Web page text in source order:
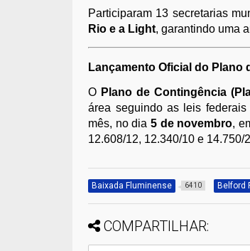
Participaram 13 secretarias
Rio e a Light, garantindo uma
Lançamento Oficial do Plano
O Plano de Contingência
área seguindo as leis
mês, no dia5 de novembro,
12.608/12, 12.340/10 e
Baixada Fluminense 6410 Belford
COMPARTILHAR: